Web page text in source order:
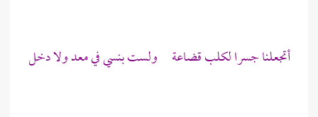
أتجعلنا جسرا لكلب قضاعة ولست بنسي في معد ولا دخل